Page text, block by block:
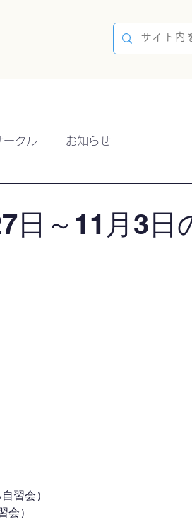
ークル お知らせ
日～11月3日
習会）
）